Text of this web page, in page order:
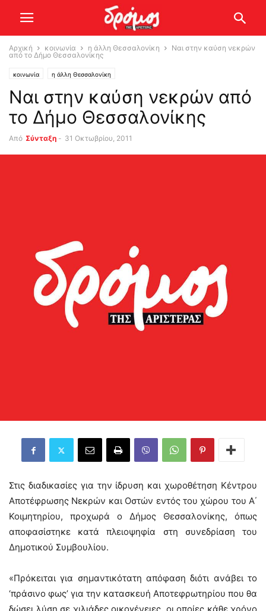
Αρχική κοινωνία η άλλη Θεσσαλονίκη
Ναι στην καύση νεκρών
από το Δήμο Θεσσαλονίκης
κοινωνία η άλλη Θεσσαλονίκη
Ναι στην καύση νεκρών από
το Δήμο Θεσσαλονίκης
Από Σύνταξη - 31 Οκτωβρίου, 2011
Στις διαδικασίες για την ίδρυση και χωροθέτηση Κέντρου
Αποτέφρωσης Νεκρών και Οστών εντός του χώρου του Α΄
Κοιμητηρίου, προχωρά ο Δήμος Θεσσαλονίκης, όπως
αποφασίστηκε κατά πλειοψηφία στη συνεδρίαση του
Δημοτικού Συμβουλίου.
«Πρόκειται για σημαντικότατη απόφαση διότι ανάβει το
‘πράσινο φως’ για την κατασκευή Αποτεφρωτηρίου που θα